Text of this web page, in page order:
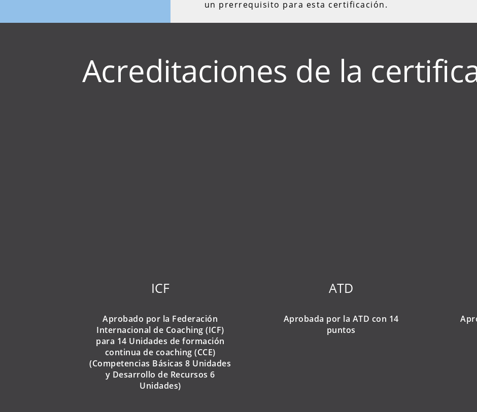
un prerrequisito para esta certificación.
Acreditaciones de la
ICF
Aprobado por la Federación
Internacional de Coaching (ICF)
para 14 Unidades de formación
continua de coaching (CCE)
(Competencias Básicas 8 Unidades
y Desarrollo de Recursos 6
Unidades)
ATD
Aprobada por la ATD con 14
puntos